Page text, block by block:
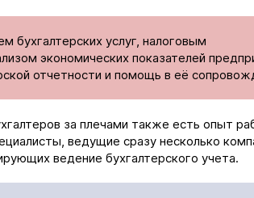
бухгалтерских услуг, налоговым
экономических показателей
отчетности и помощь в её
за плечами также есть опыт
ведущие сразу несколько
ведение бухгалтерского учета.